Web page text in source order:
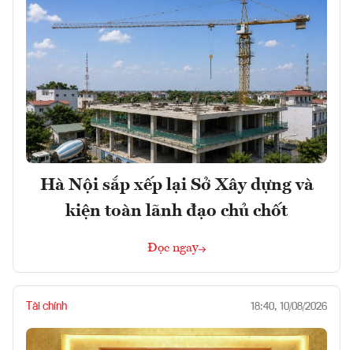
Hà Nội sắp xếp lại Sở Xây dựng và
kiện toàn lãnh đạo chủ chốt
Đọc ngay
Tài chính 18:40, 10/08/2026